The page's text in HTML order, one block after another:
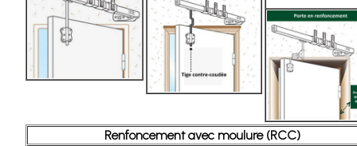
Renfoncement avec moulure (RCC)